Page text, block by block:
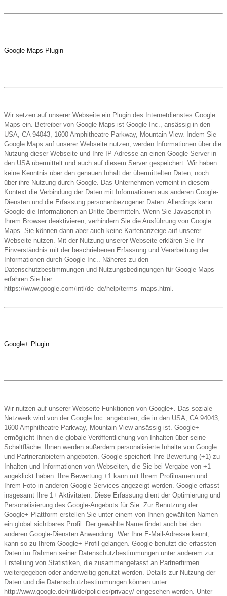
Google Maps Plugin
Wir setzen auf unserer Webseite ein Plugin des Internetdienstes Google
Maps ein. Betreiber von Google Maps ist Google Inc., ansässig in den
USA, CA 94043, 1600 Amphitheatre Parkway, Mountain View. Indem Sie
Google Maps auf unserer Webseite nutzen, werden Informationen über die
Nutzung dieser Webseite und Ihre IP-Adresse an einen Google-Server in
den USA übermittelt und auch auf diesem Server gespeichert. Wir haben
keine Kenntnis über den genauen Inhalt der übermittelten Daten, noch
über ihre Nutzung durch Google. Das Unternehmen verneint in diesem
Kontext die Verbindung der Daten mit Informationen aus anderen Google-
Diensten und die Erfassung personenbezogener Daten. Allerdings kann
Google die Informationen an Dritte übermitteln. Wenn Sie Javascript in
Ihrem Browser deaktivieren, verhindern Sie die Ausführung von Google
Maps. Sie können dann aber auch keine Kartenanzeige auf unserer
Webseite nutzen. Mit der Nutzung unserer Webseite erklären Sie Ihr
Einverständnis mit der beschriebenen Erfassung und Verarbeitung der
Informationen durch Google Inc.. Näheres zu den
Datenschutzbestimmungen und Nutzungsbedingungen für Google Maps
erfahren Sie hier:
https://www.google.com/intl/de_de/help/terms_maps.html.
Google+ Plugin
Wir nutzen auf unserer Webseite Funktionen von Google+. Das soziale
Netzwerk wird von der Google Inc. angeboten, die in den USA, CA 94043,
1600 Amphitheatre Parkway, Mountain View ansässig ist. Google+
ermöglicht Ihnen die globale Veröffentlichung von Inhalten über seine
Schaltfläche. Ihnen werden außerdem personalisierte Inhalte von Google
und Partneranbietern angeboten. Google speichert Ihre Bewertung (+1) zu
Inhalten und Informationen von Webseiten, die Sie bei Vergabe von +1
angeklickt haben. Ihre Bewertung +1 kann mit Ihrem Profilnamen und
Ihrem Foto in anderen Google-Services angezeigt werden. Google erfasst
insgesamt Ihre 1+ Aktivitäten. Diese Erfassung dient der Optimierung und
Personalisierung des Google-Angebots für Sie. Zur Benutzung der
Google+ Plattform erstellen Sie unter einem von Ihnen gewählten Namen
ein global sichtbares Profil. Der gewählte Name findet auch bei den
anderen Google-Diensten Anwendung. Wer Ihre E-Mail-Adresse kennt,
kann so zu Ihrem Google+ Profil gelangen. Google benutzt die erfassten
Daten im Rahmen seiner Datenschutzbestimmungen unter anderem zur
Erstellung von Statistiken, die zusammengefasst an Partnerfirmen
weitergegeben oder anderweitig genutzt werden. Details zur Nutzung der
Daten und die Datenschutzbestimmungen können unter
http://www.google.de/intl/de/policies/privacy/ eingesehen werden. Unter